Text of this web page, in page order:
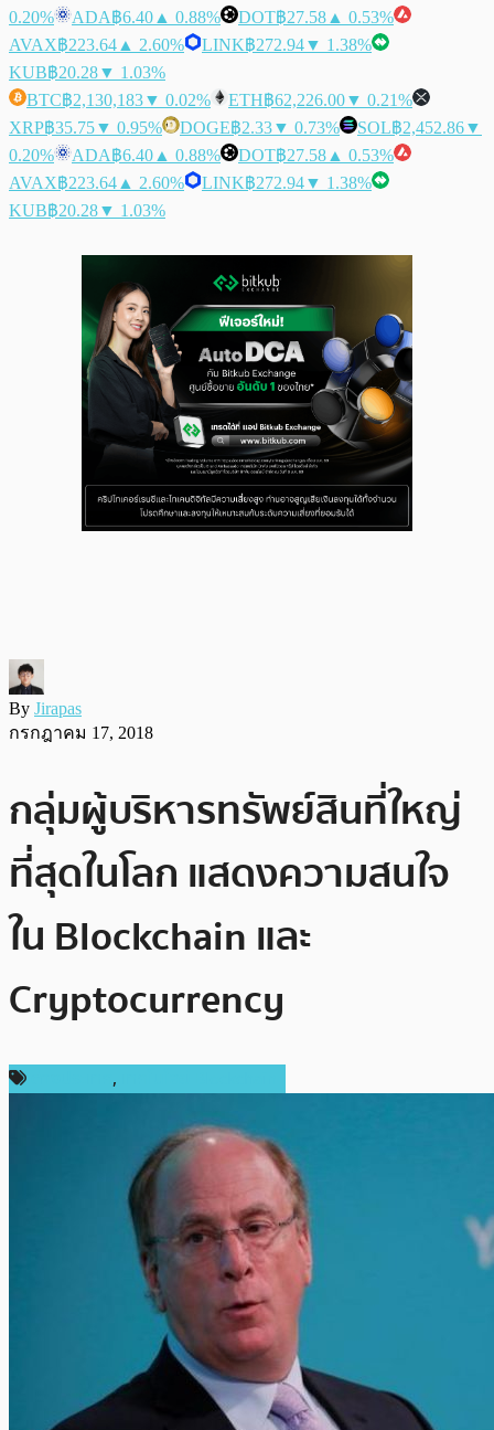
0.20%
ADA฿6.40 ▲ 0.88% DOT฿27.58 ▲ 0.53%
AVAX฿223.64 ▲ 2.60% LINK฿272.94▼ 1.38%
KUB฿20.28▼ 1.03%
BTC฿2,130,183▼ 0.02% ETH฿62,226.00▼ 0.21%
XRP฿35.75▼ 0.95% DOGE฿2.33▼ 0.73% SOL฿2,452.86▼
0.20%
ADA฿6.40 ▲ 0.88% DOT฿27.58 ▲ 0.53%
AVAX฿223.64 ▲ 2.60% LINK฿272.94▼ 1.38%
KUB฿20.28▼ 1.03%
By Jirapas
กรกฎาคม 17, 2018
กลุ่มผู้บริหารทรัพย์สินที่ใหญ่
ที่สุดในโลก แสดงความสนใจ
ใน Blockchain และ
Cryptocurrency
,